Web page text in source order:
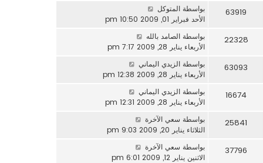
63919 بواسطة المتوكل
الأحد فبراير 01, 2009 10:50 pm
22328 بواسطة الصامد بالله
الأربعاء يناير 28, 2009 7:17 pm
63093 بواسطة الزيدي اليماني
الأربعاء يناير 28, 2009 12:38 pm
16674 بواسطة الزيدي اليماني
الأربعاء يناير 28, 2009 12:31 pm
25841 بواسطة سعي الآخرة
الثلاثاء يناير 20, 2009 9:03 pm
37796 بواسطة سعي الآخرة
الاثنين يناير 12, 2009 6:01 pm